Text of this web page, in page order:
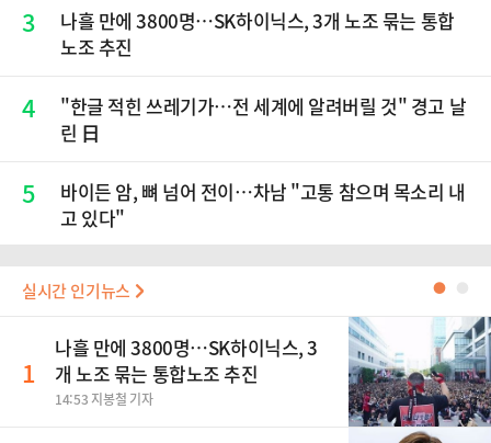
3
나흘 만에 3800명…SK하이닉스, 3개 노조 묶는 통합
노조 추진
4
"한글 적힌 쓰레기가…전 세계에 알려버릴 것" 경고 날
린 日
5
바이든 암, 뼈 넘어 전이…차남 "고통 참으며 목소리 내
고 있다"
실시간 인기뉴스 ●
1
나흘 만에 3800명…SK하이닉스, 3
개 노조 묶는 통합노조 추진
14:53 지봉철 기자